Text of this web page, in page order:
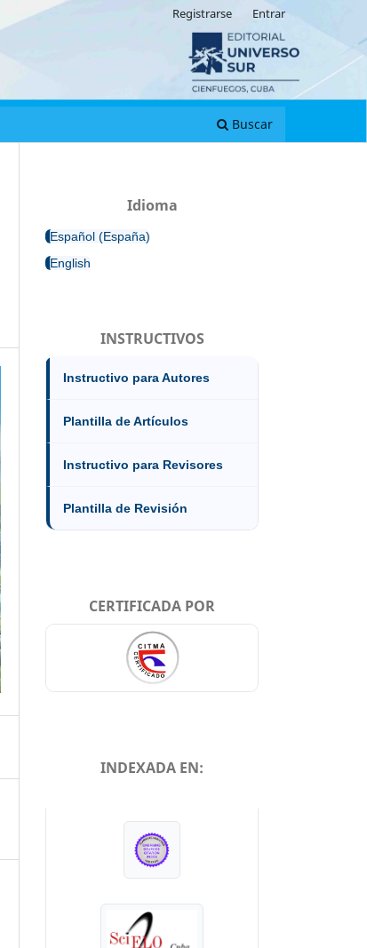
Buscar
Registrarse Entrar
Idioma
Español (España)
English
INSTRUCTIVOS
Instructivo para Autores
Plantilla de Artículos
Instructivo para Revisores
Plantilla de Revisión
CERTIFICADA POR
INDEXADA EN: